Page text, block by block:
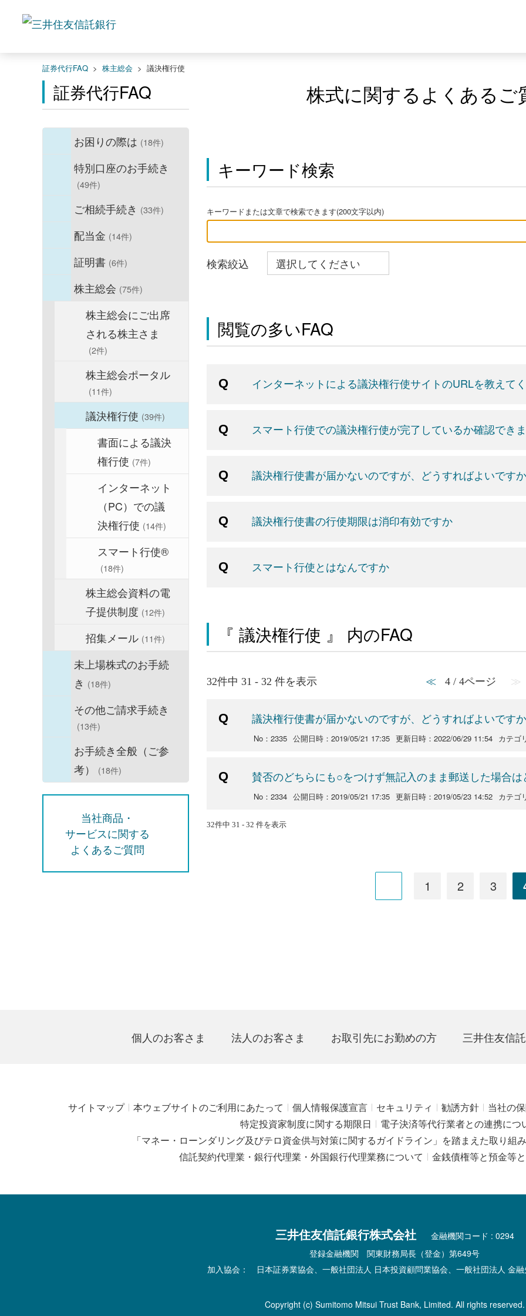
証券代行FAQ > 株主総会 > 議決権行使
証券代行FAQ
お困りの際は (18件)
特別口座のお手続き
(49件)
ご相続手続き (33件)
配当金 (14件)
証明書 (6件)
株主総会 (75件)
株主総会にご出席
される株主さま
(2件)
株主総会ポータル
(11件)
議決権行使 (39件)
書面による議決
権行使 (7件)
インターネット
（PC）での議
決権行使 (14件)
スマート行使®
(18件)
株主総会資料の電
子提供制度 (12件)
招集メール (11件)
未上場株式のお手続
き (18件)
その他ご請求手続き
(13件)
お手続き全般（ご参
考）
(18件)
当社商品・
サービスに関する
よくあるご質問
株式に関するよくあるご
キーワード検索
キーワードまたは文章で検索できます(200文字以内)
検索絞込
閲覧の多いFAQ
インターネットによる議決権行使サイトのURLを教えて
スマート行使での議決権行使が完了しているか確認でき
議決権行使書が届かないのですが、どうすればよいですか
議決権行使書の行使期限は消印有効ですか
スマート行使とはなんですか
『 議決権行使 』 内のFAQ
32件中 31 - 32 件を表示 ≪ 4 / 4ページ ≫
議決権行使書が届かないのですが、どうすればよいですか
No：2335 公開日時：2019/05/21 17:35 更新日時：2022/06/29 11:54 カテゴ
賛否のどちらにも○をつけず無記入のまま郵送した場合
No：2334 公開日時：2019/05/21 17:35 更新日時：2019/05/23 14:52 カテゴ
32件中 31 - 32 件を表示
1 2 3
個人のお客さま 法人のお客さま お取引先にお勤めの方 三井住友信
サイトマップ 本ウェブサイトのご利用にあたって 個人情報保護宣言 セキュリティ 勧誘方針 当社の
特定投資家制度に関する期限日
電子決済等代行業者との連携につ
「マネー・ローンダリング及びテロ資金供与対策に関するガイドライン」を踏まえた取り組み
信託契約代理業・銀行代理業・外国銀行代理業務について
金銭債権等と預金等
三井住友信託銀行株式会社
金融機関コード : 0294
登録金融機関 関東財務局長（登金）第649号
加入協会： 日本証券業協会、一般社団法人 日本投資顧問業協会、一般社団法人 金
Copyright (c) Sumitomo Mitsui Trust Bank, Limited. All rights reserved.